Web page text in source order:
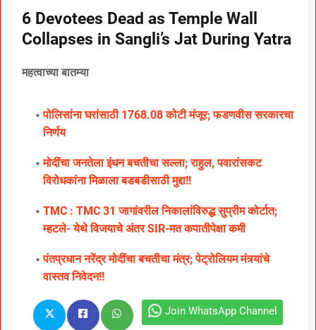
6 Devotees Dead as Temple Wall
Collapses in Sangli’s Jat During Yatra
महत्वाच्या बातम्या
पोलिसांना घरांसाठी 1768.08 कोटी मंजूर; फडणवीस सरकारचा
निर्णय
मोदींचा जनतेला इंधन बचतीचा सल्ला; राहुल, पवारांसकट
विरोधकांना मिळाला बडबडीसाठी मुद्दा!!
TMC : TMC 31 जागांवरील निकालांविरुद्ध सुप्रीम कोर्टात;
म्हटले- येथे विजयाचे अंतर SIR-मत कपातीपेक्षा कमी
पंतप्रधान नरेंद्र मोदींचा बचतीचा मंत्र; पेट्रोलियम मंत्र्यांचे
वास्तव निवेदन!!
Join WhatsApp Channel